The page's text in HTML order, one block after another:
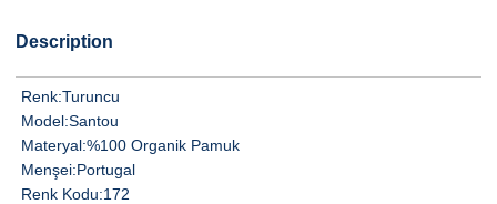
Description
Renk:Turuncu
Model:Santou
Materyal:%100 Organik Pamuk
Menşei:Portugal
Renk Kodu:172